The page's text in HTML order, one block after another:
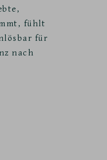
fühlt
für
nach